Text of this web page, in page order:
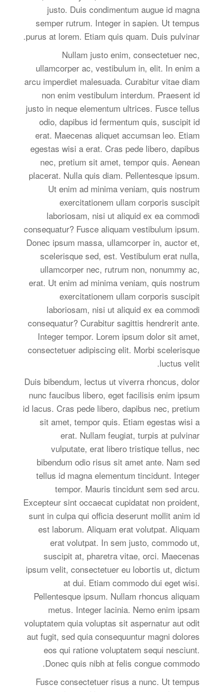
justo. Duis condimentum augue id magna
semper rutrum. Integer in sapien. Ut tempus
purus at lorem. Etiam quis quam. Duis pulvinar.
Nullam justo enim, consectetuer nec,
ullamcorper ac, vestibulum in, elit. In enim a
arcu imperdiet malesuada. Curabitur vitae diam
non enim vestibulum interdum. Praesent id
justo in neque elementum ultrices. Fusce tellus
odio, dapibus id fermentum quis, suscipit id
erat. Maecenas aliquet accumsan leo. Etiam
egestas wisi a erat. Cras pede libero, dapibus
nec, pretium sit amet, tempor quis. Aenean
placerat. Nulla quis diam. Pellentesque ipsum.
Ut enim ad minima veniam, quis nostrum
exercitationem ullam corporis suscipit
laboriosam, nisi ut aliquid ex ea commodi
consequatur? Fusce aliquam vestibulum ipsum.
Donec ipsum massa, ullamcorper in, auctor et,
scelerisque sed, est. Vestibulum erat nulla,
ullamcorper nec, rutrum non, nonummy ac,
erat. Ut enim ad minima veniam, quis nostrum
exercitationem ullam corporis suscipit
laboriosam, nisi ut aliquid ex ea commodi
consequatur? Curabitur sagittis hendrerit ante.
Integer tempor. Lorem ipsum dolor sit amet,
consectetuer adipiscing elit. Morbi scelerisque
luctus velit.
Duis bibendum, lectus ut viverra rhoncus, dolor
nunc faucibus libero, eget facilisis enim ipsum
id lacus. Cras pede libero, dapibus nec, pretium
sit amet, tempor quis. Etiam egestas wisi a
erat. Nullam feugiat, turpis at pulvinar
vulputate, erat libero tristique tellus, nec
bibendum odio risus sit amet ante. Nam sed
tellus id magna elementum tincidunt. Integer
tempor. Mauris tincidunt sem sed arcu.
Excepteur sint occaecat cupidatat non proident,
sunt in culpa qui officia deserunt mollit anim id
est laborum. Aliquam erat volutpat. Aliquam
erat volutpat. In sem justo, commodo ut,
suscipit at, pharetra vitae, orci. Maecenas
ipsum velit, consectetuer eu lobortis ut, dictum
at dui. Etiam commodo dui eget wisi.
Pellentesque ipsum. Nullam rhoncus aliquam
metus. Integer lacinia. Nemo enim ipsam
voluptatem quia voluptas sit aspernatur aut odit
aut fugit, sed quia consequuntur magni dolores
eos qui ratione voluptatem sequi nesciunt.
Donec quis nibh at felis congue commodo.
Fusce consectetuer risus a nunc. Ut tempus